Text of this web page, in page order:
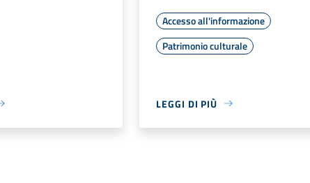
Accesso all'informazione
Patrimonio culturale
LEGGI DI PIÙ